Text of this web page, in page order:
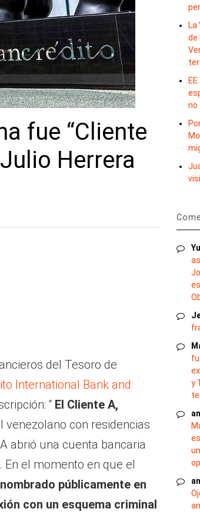
fue “Cliente
Herrera
del Tesoro de
International Bank and
“ El Cliente A,
venezolano con residencias
abrió una cuenta bancaria
En el momento en que el
públicamente en
con un esquema criminal
La
de
no
y